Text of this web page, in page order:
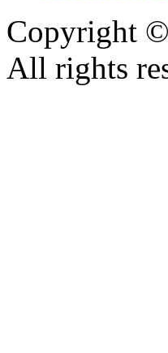
Copyright ©
All rights